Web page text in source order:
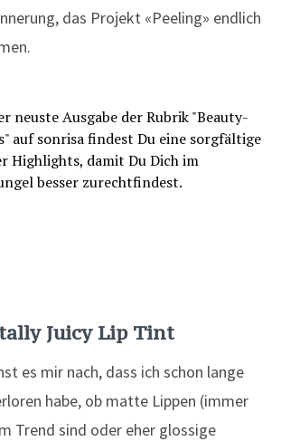
das Projekt «Peeling» endlich
Juicy Lip Tint
es mir nach, dass ich schon lange
habe, ob matte Lippen (immer
Trend sind oder eher glossige